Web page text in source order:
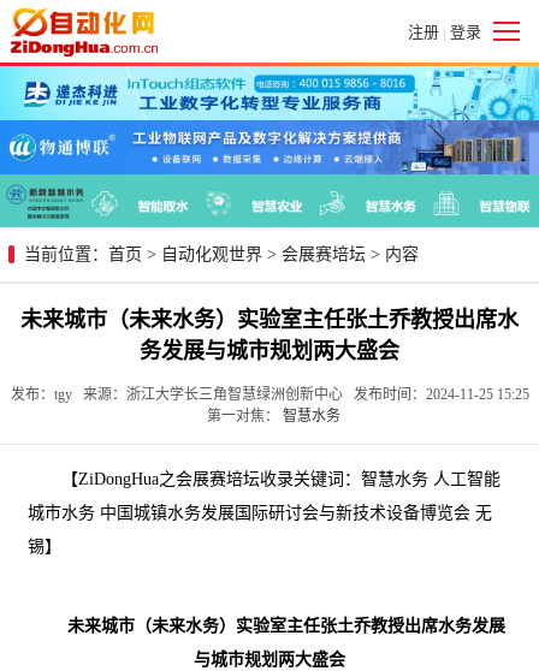
注册 | 登录
当前位置： 首页 > 自动化观世界 > 会展赛培坛 > 内容
未来城市（未来水务）实验室主任张土乔教授出席水
务发展与城市规划两大盛会
发布：tgy 来源：浙江大学长三角智慧绿洲创新中心 发布时间：2024-11-25 15:25
第一对焦： 智慧水务
【ZiDongHua之会展赛培坛收录关键词：智慧水务 人工智能
城市水务 中国城镇水务发展国际研讨会与新技术设备博览会 无
锡】
未来城市（未来水务）实验室主任张土乔教授出席水务发展
与城市规划两大盛会